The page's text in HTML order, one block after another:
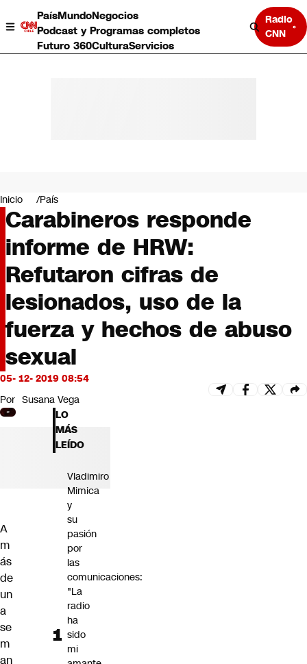
PaísMundoNegocios
Podcast y Programas completos
Futuro 360CulturaServicios
Radio
CNN
Negocios
Deportes
Programas completos
Cultura
Servicios
Bits
CNN tiempo
Futuro 360
Opinión
Inicio País
Carabineros responde
informe de HRW:
Refutaron cifras de
lesionados, uso de la
fuerza y hechos de abuso
sexual
05- 12- 2019 08:54
Por Susana Vega
A
m
ás
de
un
a
se
m
an
LO
MÁS
LEÍDO
Vladimiro
Mimica
y
su
pasión
por
las
comunicaciones:
"La
radio
ha
sido
mi